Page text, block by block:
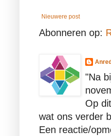
Nieuwere post
Abonneren op:
"Na
Op
wat ons verder
Een reactie/